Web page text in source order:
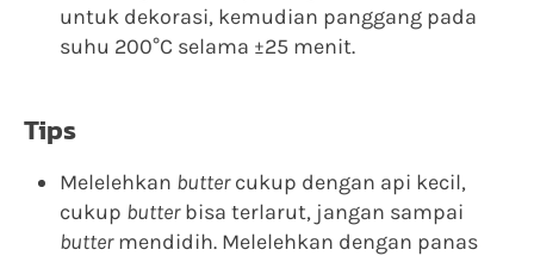
untuk dekorasi, kemudian panggang pada
suhu 200°C selama ±25 menit.
Tips
Melelehkan buttercukup dengan api kecil,
cukup butterbisa terlarut, jangan sampai
buttermendidih. Melelehkan dengan panas